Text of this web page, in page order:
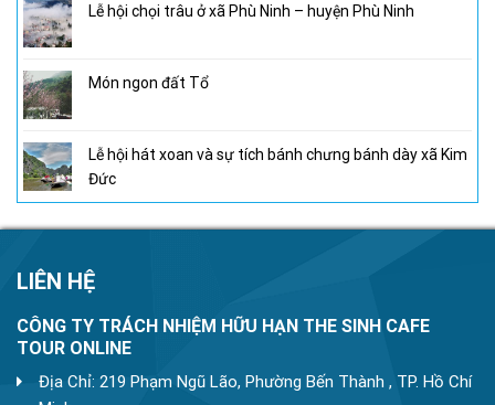
Lễ hội chọi trâu ở xã Phù Ninh – huyện Phù Ninh
Món ngon đất Tổ
Lễ hội hát xoan và sự tích bánh chưng bánh dày xã Kim
Đức
LIÊN HỆ
CÔNG TY TRÁCH NHIỆM HỮU HẠN THE SINH CAFE
TOUR ONLINE
Địa Chỉ: 219 Phạm Ngũ Lão, Phường Bến Thành , TP. Hồ Chí